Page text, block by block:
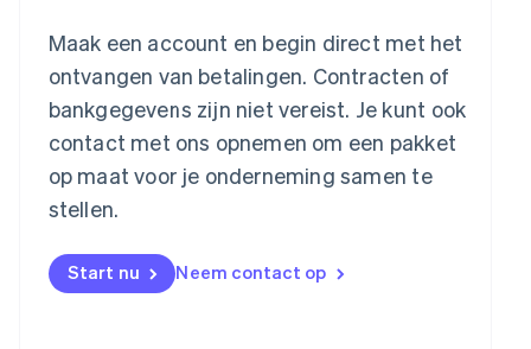
Maak een account en begin direct met het
ontvangen van betalingen. Contracten of
bankgegevens zijn niet vereist. Je kunt ook
contact met ons opnemen om een pakket
op maat voor je onderneming samen te
stellen.
Start nu Neem contact op
Maleisië
Malta
English
Mexico
Nederland
Nederlands
English
Noorwegen